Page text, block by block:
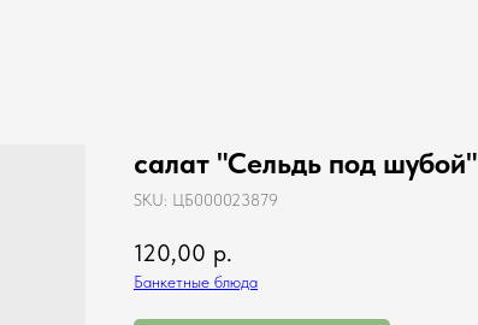
салат "Сельдь под
SKU: ЦБ000023879
120,00 р.
Банкетные блюда